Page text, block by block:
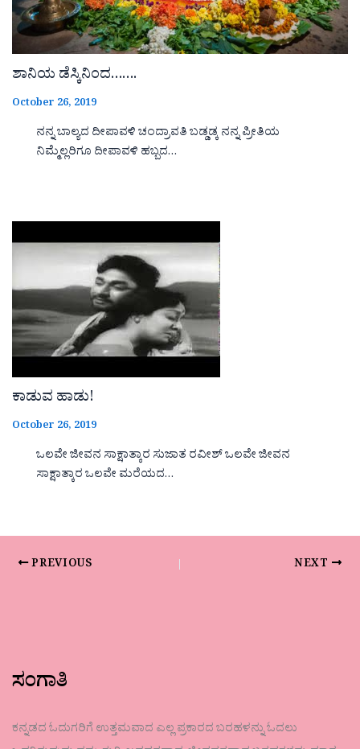
ಶಾನಿಯ ಡೆಸ್ಕಿನಿಂದ…….
October 26, 2019
ನನ್ನ ಬಾಲ್ಯದ ದೀಪಾವಳಿ ಚಂದ್ರಾವತಿ ಬಡ್ಡಡ್ಕ ನನ್ನ ಪ್ರೀತಿಯ
ನಿಮ್ಮೆಲ್ಲರಿಗೂ ದೀಪಾವಳಿ ಹಬ್ಬದ…
ಕಾಡುವ ಹಾಡು!
October 26, 2019
ಒಲವೇ ಜೀವನ ಸಾಕ್ಷಾತ್ಕಾರ ಸುಜಾತ ರವೀಶ್ ಒಲವೇ ಜೀವನ
ಸಾಕ್ಷಾತ್ಕಾರ ಒಲವೇ ಮರೆಯದ…
PREVIOUS NEXT
ಸಂಗಾತಿ
ಕನ್ನಡದ ಓದುಗರಿಗೆ ಉತ್ತಮವಾದ ಎಲ್ಲ ಪ್ರಕಾರದ ಬರಹಳನ್ನು ಓದಲು